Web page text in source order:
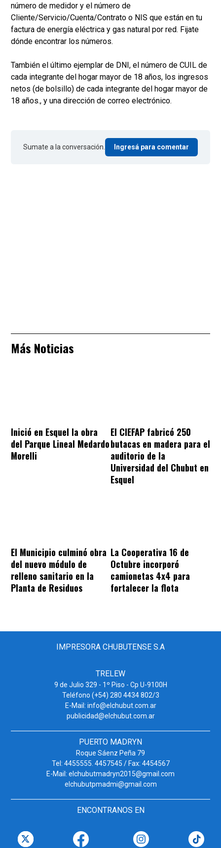
número de medidor y el número de
Cliente/Servicio/Cuenta/Contrato o NIS que están en tu
factura de energía eléctrica y gas natural por red. Fijate
dónde encontrar los números.
También el último ejemplar de DNI, el número de CUIL de
cada integrante del hogar mayor de 18 años, los ingresos
netos (de bolsillo) de cada integrante del hogar mayor de
18 años., y una dirección de correo electrónico.
Sumate a la conversación. Ingresá para comentar
Más Noticias
Inició en Esquel la obra
del Parque Lineal Medardo
Morelli
El CIEFAP fabricó 250
butacas en madera para el
auditorio de la
Universidad del Chubut en
Esquel
El Municipio culminó obra
del nuevo módulo de
relleno sanitario en la
Planta de Residuos
La Cooperativa 16 de
Octubre incorporó
camionetas 4x4 para
fortalecer la flota
IMPRESORA CHUBUTENSE S.A
TRELEW
9 de Julio 329 - 1º Piso - Cp U-9100H
Teléfono (+54) 280 4434 802/3
E-Mail: info@elchubut.com.ar
publicidad@elchubut.com.ar
PUERTO MADRYN
Roque Sáenz Peña 79
Tel: 4455555. 4457545 / Fax: 4454567
E-Mail: elchubutmadryn2015@gmail.com
elchubutpmadmi@gmail.com
ENCONTRANOS EN